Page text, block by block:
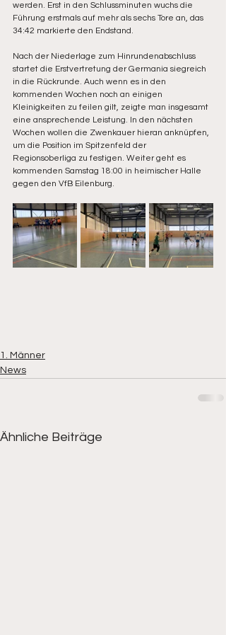
werden. Erst in den Schlussminuten wuchs die
Führung erstmals auf mehr als sechs Tore an, das
34:42 markierte den Endstand.
Nach der Niederlage zum Hinrundenabschluss
startet die Erstvertretung der Germania siegreich
in die Rückrunde. Auch wenn es in den
kommenden Wochen noch an einigen
Kleinigkeiten zu feilen gilt, zeigte man insgesamt
eine ansprechende Leistung. In den nächsten
Wochen wollen die Zwenkauer hieran anknüpfen,
um die Position im Spitzenfeld der
Regionsoberliga zu festigen. Weiter geht es
kommenden Samstag 18:00 in heimischer Halle
gegen den VfB Eilenburg.
1. Männer
News
Ähnliche Beiträge